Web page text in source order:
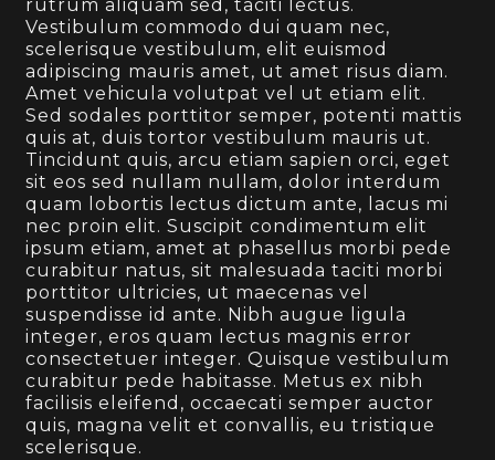
rutrum aliquam sed, taciti lectus.
Vestibulum commodo dui quam nec,
scelerisque vestibulum, elit euismod
adipiscing mauris amet, ut amet risus diam.
Amet vehicula volutpat vel ut etiam elit.
Sed sodales porttitor semper, potenti mattis
quis at, duis tortor vestibulum mauris ut.
Tincidunt quis, arcu etiam sapien orci, eget
sit eos sed nullam nullam, dolor interdum
quam lobortis lectus dictum ante, lacus mi
nec proin elit. Suscipit condimentum elit
ipsum etiam, amet at phasellus morbi pede
curabitur natus, sit malesuada taciti morbi
porttitor ultricies, ut maecenas vel
suspendisse id ante. Nibh augue ligula
integer, eros quam lectus magnis error
consectetuer integer. Quisque vestibulum
curabitur pede habitasse. Metus ex nibh
facilisis eleifend, occaecati semper auctor
quis, magna velit et convallis, eu tristique
scelerisque.